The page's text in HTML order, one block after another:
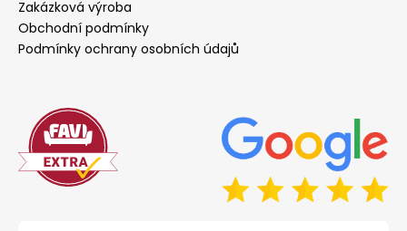
Zakázková výroba
Obchodní podmínky
Podmínky ochrany osobních údajů